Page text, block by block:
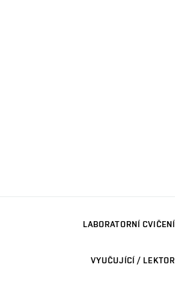
LABORATORNÍ CVIČENÍ
VYUČUJÍCÍ / LEKTOR